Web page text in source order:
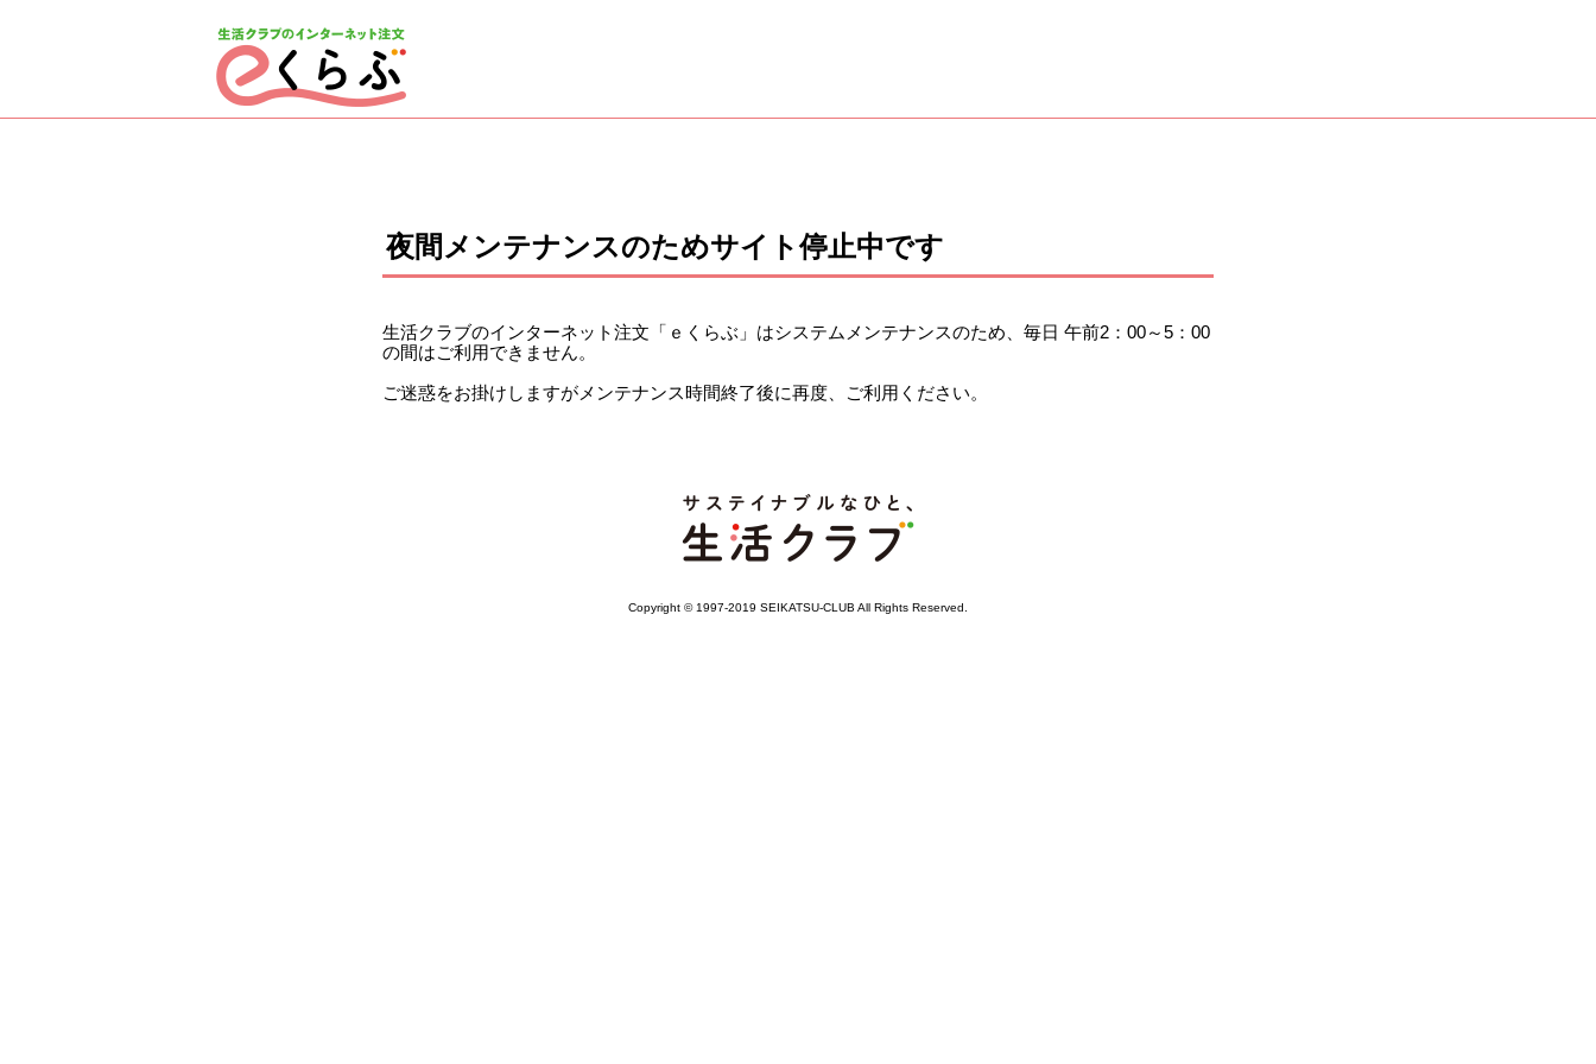
夜間メンテナンスのためサイト停止中です
生活クラブのインターネット注文「ｅくらぶ」はシステムメンテナンスのため、毎日 午前2：00～5：00
の間はご利用できません。
ご迷惑をお掛けしますがメンテナンス時間終了後に再度、ご利用ください。
Copyright © 1997-2019 SEIKATSU-CLUB All Rights Reserved.